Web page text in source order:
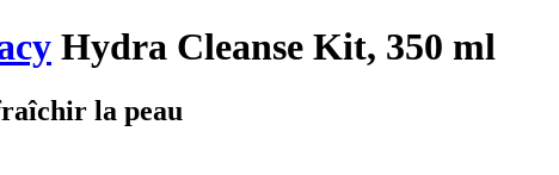
Hydra Cleanse Kit, 350 ml
la peau